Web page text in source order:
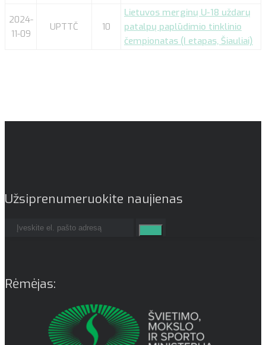
2024-
11-09
UPTTČ 10
Lietuvos merginų U-18 uždarų
patalpų paplūdimio tinklinio
čempionatas (I etapas, Šiauliai)
Užsiprenumeruokite naujienas
Rėmėjas: